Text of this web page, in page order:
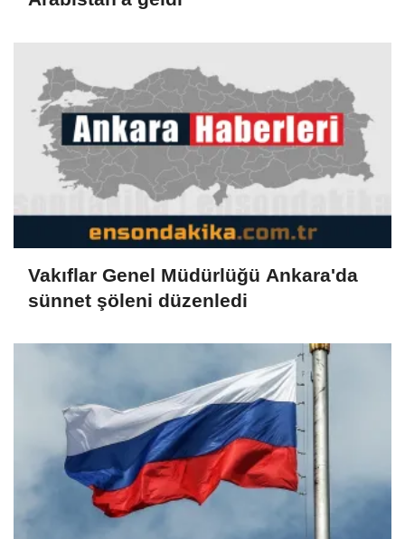
Vakıflar Genel Müdürlüğü Ankara'da
sünnet şöleni düzenledi